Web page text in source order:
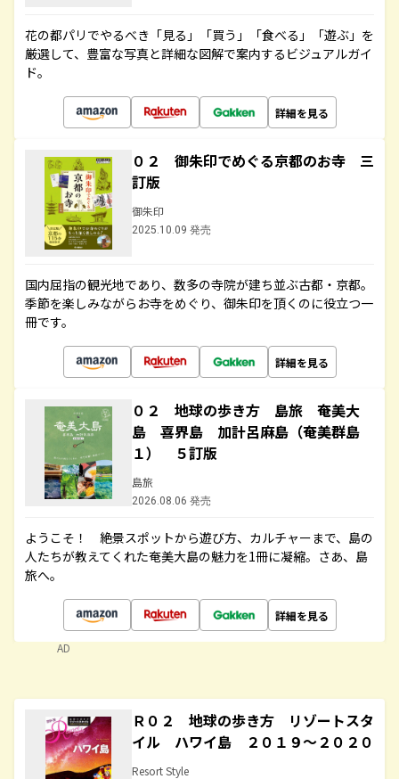
花の都パリでやるべき「見る」「買う」「食べる」「遊ぶ」を
厳選して、豊富な写真と詳細な図解で案内するビジュアルガイ
ド。
詳細を見る
０２ 御朱印でめぐる京都のお寺 三
訂版
御朱印
2025.10.09 発売
国内屈指の観光地であり、数多の寺院が建ち並ぶ古都・京都。
季節を楽しみながらお寺をめぐり、御朱印を頂くのに役立つ一
冊です。
詳細を見る
０２ 地球の歩き方 島旅 奄美大
島 喜界島 加計呂麻島（奄美群島
１） ５訂版
島旅
2026.08.06 発売
ようこそ！ 絶景スポットから遊び方、カルチャーまで、島の
人たちが教えてくれた奄美大島の魅力を1冊に凝縮。さあ、島
旅へ。
詳細を見る
AD
Ｒ０２ 地球の歩き方 リゾートスタ
イル ハワイ島 ２０１９～２０２０
Resort Style